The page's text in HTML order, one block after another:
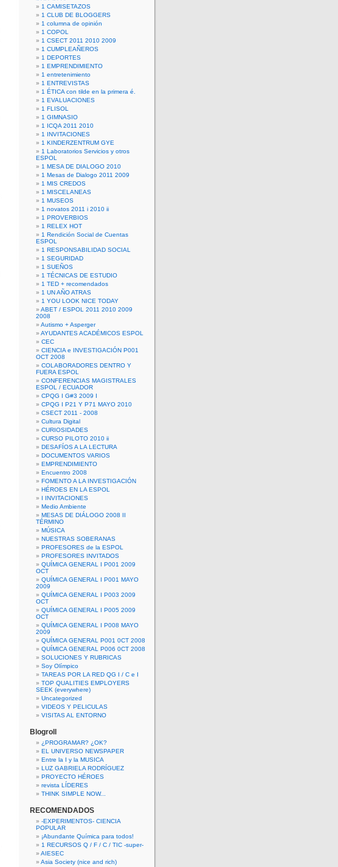
1 CAMISETAZOS
1 CLUB DE BLOGGERS
1 columna de opinión
1 COPOL
1 CSECT 2011 2010 2009
1 CUMPLEAÑEROS
1 DEPORTES
1 EMPRENDIMIENTO
1 entretenimiento
1 ENTREVISTAS
1 ÉTICA con tilde en la primera é.
1 EVALUACIONES
1 FLISOL
1 GIMNASIO
1 ICQA 2011 2010
1 INVITACIONES
1 KINDERZENTRUM GYE
1 Laboratorios Servicios y otros
ESPOL
1 MESA DE DIALOGO 2010
1 Mesas de Dialogo 2011 2009
1 MIS CREDOS
1 MISCELANEAS
1 MUSEOS
1 novatos 2011 i 2010 ii
1 PROVERBIOS
1 RELEX HOT
1 Rendición Social de Cuentas
ESPOL
1 RESPONSABILIDAD SOCIAL
1 SEGURIDAD
1 SUEÑOS
1 TÉCNICAS DE ESTUDIO
1 TED + recomendados
1 UN AÑO ATRAS
1 YOU LOOK NICE TODAY
ABET / ESPOL 2011 2010 2009
2008
Autismo + Asperger
AYUDANTES ACADÉMICOS ESPOL
CEC
CIENCIA e INVESTIGACIÓN P001
OCT 2008
COLABORADORES DENTRO Y
FUERA ESPOL
CONFERENCIAS MAGISTRALES
ESPOL / ECUADOR
CPQG I G#3 2009 I
CPQG I P21 Y P71 MAYO 2010
CSECT 2011 - 2008
Cultura Digital
CURIOSIDADES
CURSO PILOTO 2010 ii
DESAFÍOS A LA LECTURA
DOCUMENTOS VARIOS
EMPRENDIMIENTO
Encuentro 2008
FOMENTO A LA INVESTIGACIÓN
HÉROES EN LA ESPOL
I INVITACIONES
Medio Ambiente
MESAS DE DIÁLOGO 2008 II
TÉRMINO
MÚSICA
NUESTRAS SOBERANAS
PROFESORES de la ESPOL
PROFESORES INVITADOS
QUÍMICA GENERAL I P001 2009
OCT
QUÍMICA GENERAL I P001 MAYO
2009
QUÍMICA GENERAL I P003 2009
OCT
QUÍMICA GENERAL I P005 2009
OCT
QUÍMICA GENERAL I P008 MAYO
2009
QUÍMICA GENERAL P001 0CT 2008
QUÍMICA GENERAL P006 0CT 2008
SOLUCIONES Y RUBRICAS
Soy Olímpico
TAREAS POR LA RED QG I / C e I
TOP QUALITIES EMPLOYERS
SEEK (everywhere)
Uncategorized
VIDEOS Y PELICULAS
VISITAS AL ENTORNO
Blogroll
¿PROGRAMAR? ¿OK?
EL UNIVERSO NEWSPAPER
Entre la I y la MUSICA
LUZ GABRIELA RODRÍGUEZ
PROYECTO HÉROES
revista LÍDERES
THINK SIMPLE NOW...
RECOMENDADOS
-EXPERIMENTOS- CIENCIA
POPULAR
¡Abundante Química para todos!
1 RECURSOS Q / F / C / TIC -super-
AIESEC
Asia Society (nice and rich)